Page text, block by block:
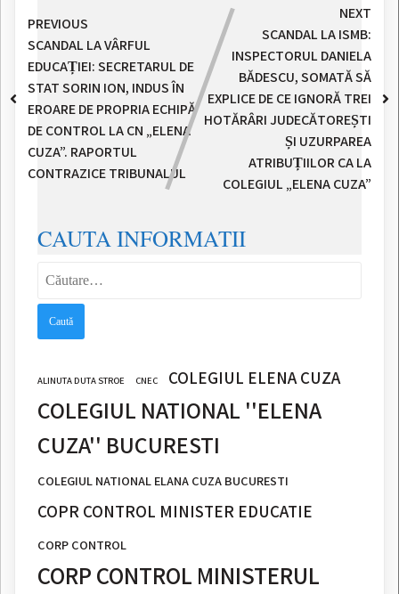
PREVIOUS
SCANDAL LA VÂRFUL
EDUCAȚIEI: SECRETARUL DE
STAT SORIN ION, INDUS ÎN
EROARE DE PROPRIA ECHIPĂ
DE CONTROL LA CN „ELENA
CUZA”. RAPORTUL
CONTRAZICE TRIBUNALUL
NEXT
SCANDAL LA ISMB:
INSPECTORUL DANIELA
BĂDESCU, SOMATĂ SĂ
EXPLICE DE CE IGNORĂ TREI
HOTĂRÂRI JUDECĂTOREȘTI
ȘI UZURPAREA
ATRIBUȚIILOR CA LA
COLEGIUL „ELENA CUZA”
CAUTA INFORMATII
ALINUTA DUTA STROE CNEC COLEGIUL ELENA CUZA
COLEGIUL NATIONAL ''ELENA
CUZA'' BUCURESTI
COLEGIUL NATIONAL ELANA CUZA BUCURESTI
COPR CONTROL MINISTER EDUCATIE
CORP CONTROL
CORP CONTROL MINISTERUL